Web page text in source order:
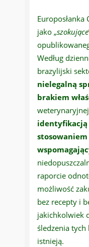
jako „szokujące
Według
brazylijski
nielegalną
brakiem
identyfikacją
raporcie
możliwość
bez recepty i
jakichkolwiek
śledzenia
istnieją.